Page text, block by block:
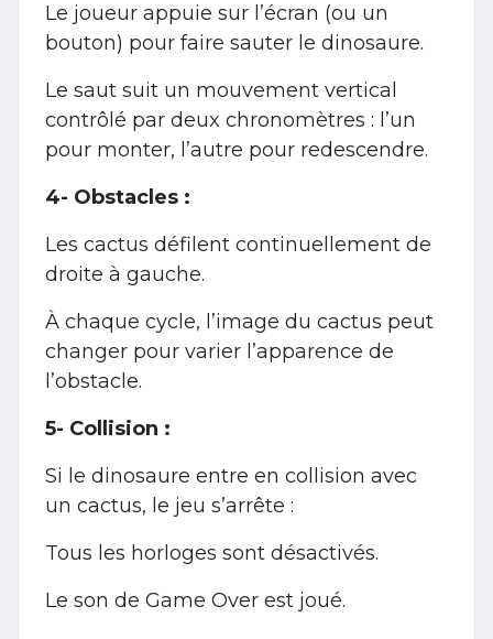
Le joueur appuie sur l’écran (ou un
bouton) pour faire sauter le dinosaure.
Le saut suit un mouvement vertical
contrôlé par deux chronomètres : l’un
pour monter, l’autre pour redescendre.
4- Obstacles :
Les cactus défilent continuellement de
droite à gauche.
À chaque cycle, l’image du cactus peut
changer pour varier l’apparence de
l’obstacle.
5- Collision :
Si le dinosaure entre en collision avec
un cactus, le jeu s’arrête :
Tous les horloges sont désactivés.
Le son de Game Over est joué.